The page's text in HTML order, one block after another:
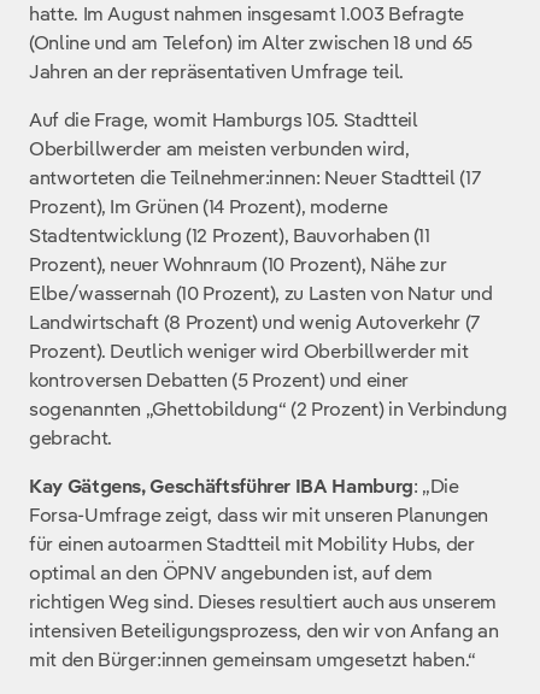
hatte. Im August nahmen insgesamt 1.003 Befragte
(Online und am Telefon) im Alter zwischen 18 und 65
Jahren an der repräsentativen Umfrage teil.
Auf die Frage, womit Hamburgs 105. Stadtteil
Oberbillwerder am meisten verbunden wird,
antworteten die Teilnehmer:innen: Neuer Stadtteil (17
Prozent), Im Grünen (14 Prozent), moderne
Stadtentwicklung (12 Prozent), Bauvorhaben (11
Prozent), neuer Wohnraum (10 Prozent), Nähe zur
Elbe/wassernah (10 Prozent), zu Lasten von Natur und
Landwirtschaft (8 Prozent) und wenig Autoverkehr (7
Prozent). Deutlich weniger wird Oberbillwerder mit
kontroversen Debatten (5 Prozent) und einer
sogenannten „Ghettobildung“ (2 Prozent) in Verbindung
gebracht.
Kay Gätgens, Geschäftsführer IBA Hamburg: „Die
Forsa-Umfrage zeigt, dass wir mit unseren Planungen
für einen autoarmen Stadtteil mit Mobility Hubs, der
optimal an den ÖPNV angebunden ist, auf dem
richtigen Weg sind. Dieses resultiert auch aus unserem
intensiven Beteiligungsprozess, den wir von Anfang an
mit den Bürger:innen gemeinsam umgesetzt haben.“